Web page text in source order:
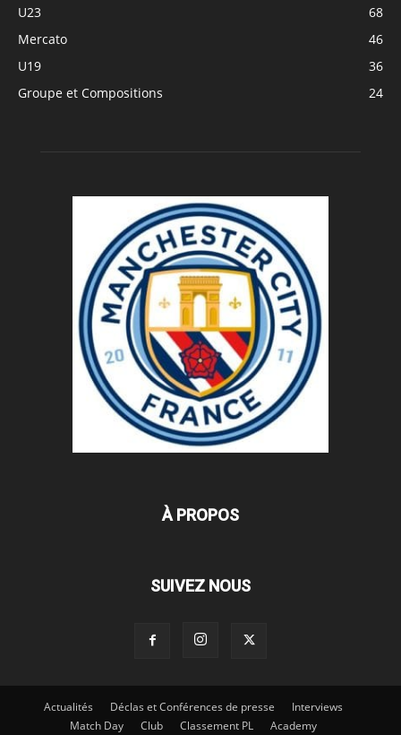
U23
68
Mercato
46
U19
36
Groupe et Compositions
24
À PROPOS
SUIVEZ NOUS
Actualités Déclas et Conférences de presse
Interviews
Match Day
Club Classement PL Academy